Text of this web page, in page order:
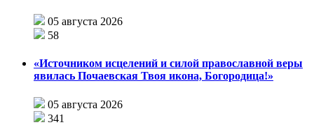
05 августа 2026
58
«Источником исцелений и силой православной веры
явилась Почаевская Твоя икона, Богородица!»
05 августа 2026
341